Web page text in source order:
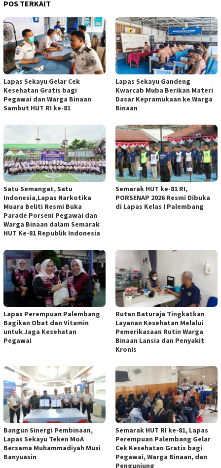
POS TERKAIT
Lapas Sekayu Gelar Cek
Kesehatan Gratis bagi
Pegawai dan Warga Binaan
Sambut HUT RI ke-81
Lapas Sekayu Gandeng
Kwarcab Muba Berikan Materi
Dasar Kepramukaan ke Warga
Binaan
Satu Semangat, Satu
Indonesia,Lapas Narkotika
Muara Beliti Resmi Buka
Parade Porseni Pegawai dan
Warga Binaan dalam Semarak
HUT Ke-81 Republik Indonesia
Semarak HUT ke-81 RI,
PORSENAP 2026 Resmi Dibuka
di Lapas Kelas I Palembang
Lapas Perempuan Palembang
Bagikan Obat dan Vitamin
untuk Jaga Kesehatan
Pegawai
Rutan Baturaja Tingkatkan
Layanan Kesehatan Melalui
Pemerikasaan Rutin Warga
Binaan Lansia dan Penyakit
Kronis
Bangun Sinergi Pembinaan,
Lapas Sekayu Teken MoA
Bersama Muhammadiyah Musi
Banyuasin
Semarak HUT RI ke-81, Lapas
Perempuan Palembang Gelar
Cek Kesehatan Gratis bagi
Pegawai, Warga Binaan, dan
Pengunjung